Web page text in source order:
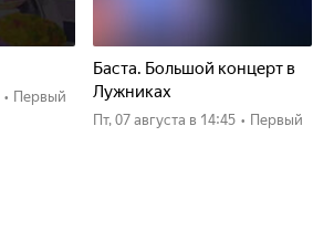
• Первый
Баста. Большой концерт в
Лужниках
пт, 07 августа в 14:45 • Первый